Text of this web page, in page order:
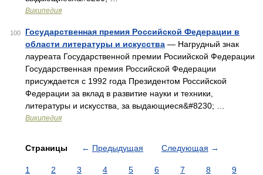
Википедия
100
Государственная премия Российской Федерации в
области литературы и искусства — Нагрудный знак
лауреата Государственной премии Росиийской Федерации
Государственная премия Российской Федерации
присуждается с 1992 года Президентом Российской
Федерации за вклад в развитие науки и техники,
литературы и искусства, за выдающиеся&#8230; …
Википедия
Страницы ← Предыдущая Следующая →
1 2 3 4 5 6 7 8
9